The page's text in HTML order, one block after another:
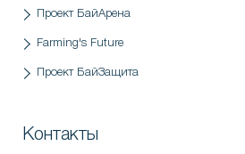
Проект БайАрена
Farming's Future
Проект БайЗащита
Контакты